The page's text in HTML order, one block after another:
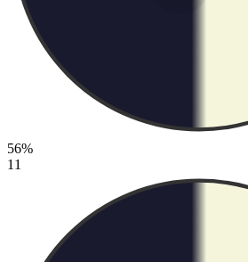
56%
11